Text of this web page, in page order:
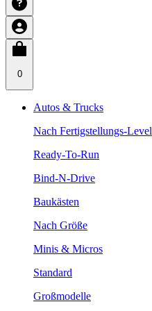
0
Autos & Trucks
Nach Fertigstellungs-Level
Ready-To-Run
Bind-N-Drive
Baukästen
Nach Größe
Minis & Micros
Standard
Großmodelle